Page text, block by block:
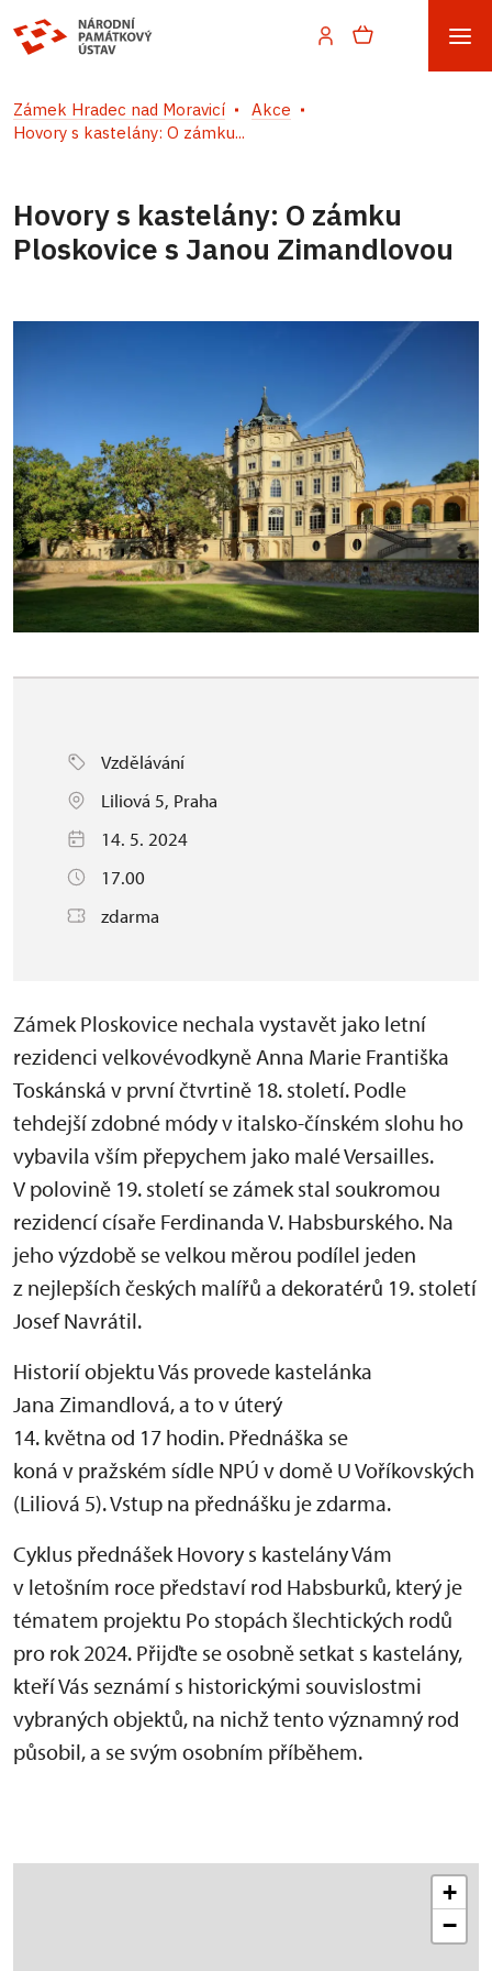
Zámek Hradec nad Moravicí
Akce
Hovory s kastelány: O zámku...
Hovory s kastelány: O zámku
Ploskovice s Janou Zimandlovou
Vzdělávání
Liliová 5, Praha
14. 5. 2024
17.00
zdarma
Zámek Ploskovice nechala vystavět jako letní
rezidenci velkovévodkyně Anna Marie Františka
Toskánská v první čtvrtině 18. století. Podle
tehdejší zdobné módy v italsko-čínském slohu ho
vybavila vším přepychem jako malé Versailles.
V polovině 19. století se zámek stal soukromou
rezidencí císaře Ferdinanda V. Habsburského. Na
jeho výzdobě se velkou měrou podílel jeden
z nejlepších českých malířů a dekoratérů 19. století
Josef Navrátil.
Historií objektu Vás provede kastelánka
Jana Zimandlová, a to v úterý
14. května od 17 hodin. Přednáška se
koná v pražském sídle NPÚ v domě U Voříkovských
(Liliová 5). Vstup na přednášku je zdarma.
Cyklus přednášek Hovory s kastelány Vám
v letošním roce představí rod Habsburků, který je
tématem projektu Po stopách šlechtických rodů
pro rok 2024. Přijďte se osobně setkat s kastelány,
kteří Vás seznámí s historickými souvislostmi
vybraných objektů, na nichž tento významný rod
působil, a se svým osobním příběhem.
+
−